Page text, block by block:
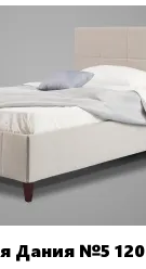
Дания №5 120